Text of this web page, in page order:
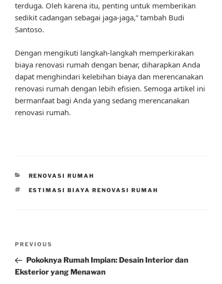
terduga. Oleh karena itu, penting untuk memberikan
sedikit cadangan sebagai jaga-jaga,” tambah Budi
Santoso.
Dengan mengikuti langkah-langkah memperkirakan
biaya renovasi rumah dengan benar, diharapkan Anda
dapat menghindari kelebihan biaya dan merencanakan
renovasi rumah dengan lebih efisien. Semoga artikel ini
bermanfaat bagi Anda yang sedang merencanakan
renovasi rumah.
CATEGORIES
RENOVASI RUMAH
TAGS
ESTIMASI BIAYA RENOVASI RUMAH
Previous
Post
PREVIOUS
Pokoknya Rumah Impian: Desain Interior dan
Eksterior yang Menawan